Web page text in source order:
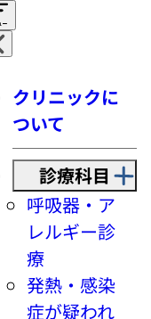
クリニックに
ついて
診療科目
呼吸器・ア
レルギー診
療
発熱・感染
症が疑われ